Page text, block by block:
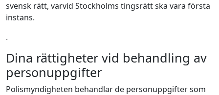
svensk rätt, varvid Stockholms tingsrätt ska vara första
instans.
.
Dina rättigheter vid behandling av
personuppgifter
Polismyndigheten behandlar de personuppgifter som